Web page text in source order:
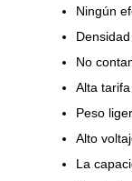
Ningún
No
Alta
Peso
Alto
La